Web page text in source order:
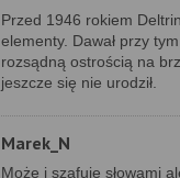
Przed 1946 rokiem
elementy. Dawał przy
rozsądną ostrością na
jeszcze się nie urodził.
Marek_N
Może i szafuje słowami